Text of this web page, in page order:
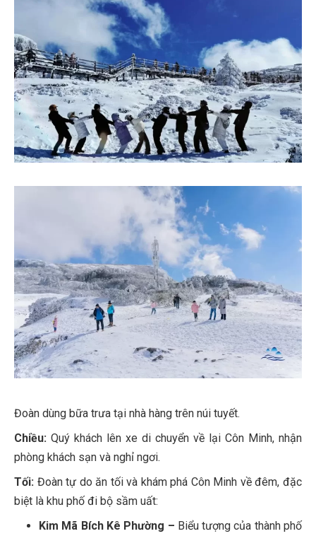
Đoàn dùng bữa trưa tại nhà hàng trên núi tuyết.
Chiều: Quý khách lên xe di chuyển về lại Côn Minh, nhận
phòng khách sạn và nghỉ ngơi.
Tối: Đoàn tự do ăn tối và khám phá Côn Minh về đêm, đặc
biệt là khu phố đi bộ sầm uất:
Kim Mã Bích Kê Phường – Biểu tượng của thành phố